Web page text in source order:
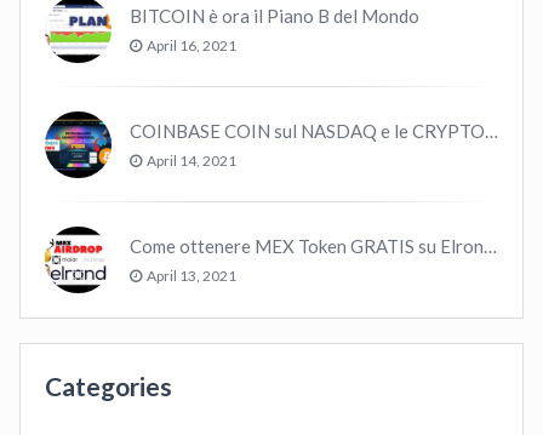
BITCOIN è ora il Piano B del Mondo
April 16, 2021
April 14, 2021
April 13, 2021
Categories